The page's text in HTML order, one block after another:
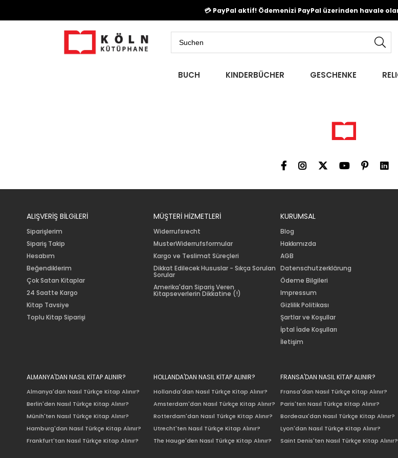
💳 PayPal aktif! Ödemenizi PayPal üzerinden havale
BUCH KINDERBÜCHER GESCHENKE
ALIŞVERİŞ BİLGiLERİ
Siparişlerim
Sipariş Takip
Hesabım
Beğendiklerim
Çok Satan Kitaplar
24 Saatte Kargo
Kitap Tavsiye
Toplu Kitap Siparişi
MÜŞTERİ HİZMETLERİ
Widerrufsrecht
MusterWiderrufsformular
Kargo ve Teslimat Süreçleri
Dikkat Edilecek Hususlar - Sıkça Sorulan
Sorular
Amerika'dan Sipariş Veren
Kitapseverlerin Dikkatine (!)
KURUMSAL
Blog
Hakkımızda
AGB
Datenschutzerklärung
Ödeme Bilgileri
Impressum
Gizlilik Politikası
Şartlar ve Koşullar
İptal İade Koşulları
İletişim
ALMANYA'DAN NASIL KİTAP ALINIR?
Almanya'dan Nasıl Türkçe Kitap Alınır?
Berlin'den Nasıl Türkçe Kitap Alınır?
Münih'ten Nasıl Türkçe Kitap Alınır?
Hamburg'dan Nasıl Türkçe Kitap Alınır?
Frankfurt'tan Nasıl Türkçe Kitap Alınır?
HOLLANDA'DAN NASIL KİTAP ALINIR?
Hollanda'dan Nasıl Türkçe Kitap Alınır?
Amsterdam'dan Nasıl Türkçe Kitap Alınır?
Rotterdam'dan Nasıl Türkçe Kitap Alınır?
Utrecht'ten Nasıl Türkçe Kitap Alınır?
The Hauge'den Nasıl Türkçe Kitap Alınır?
FRANSA'DAN NASIL KİTAP ALINIR?
Fransa'dan Nasıl Türkçe Kitap Alınır?
Paris'ten Nasıl Türkçe Kitap Alınır?
Bordeaux'dan Nasıl Türkçe Kitap Alınır?
Lyon'dan Nasıl Türkçe Kitap Alınır?
Saint Denis'ten Nasıl Türkçe Kitap Alınır?